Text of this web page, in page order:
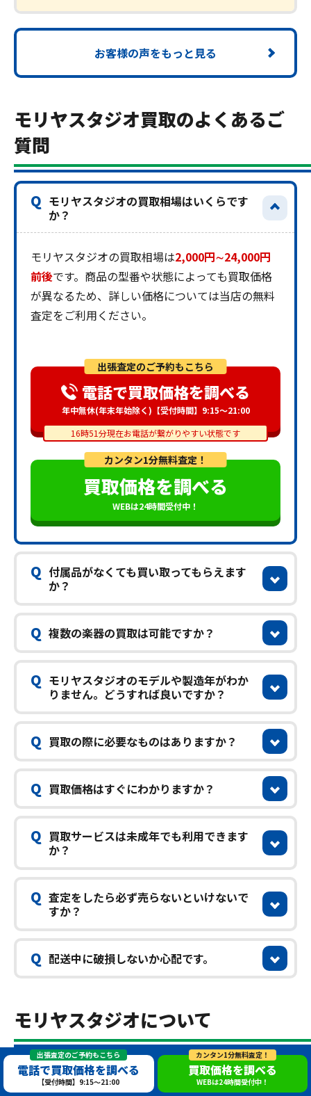
出張査定のご予約もこちら
電話で買取価格を調べる
【受付時間】9:15～21:00
カンタン1分無料査定！
買取価格を調べる
WEBは24時間受付中！
お客様の声をもっと見る
モリヤスタジオ買取のよくあるご
質問
Q モリヤスタジオの買取相場はいくらです
か？
モリヤスタジオの買取相場は2,000円∼24,000円
前後です。商品の型番や状態によっても買取価格
が異なるため、詳しい価格については当店の無料
査定をご利用ください。
カンタン1分無料査定！
買取価格を調べる
WEBは24時間受付中！
出張査定のご予約もこちら
電話で買取価格を調べる
年中無休(年末年始除く)【受付時間】9:15～21:00
16時51分現在お電話が繋がりやすい状態です
Q 付属品がなくても買い取ってもらえます
か？
Q 複数の楽器の買取は可能ですか？
Q モリヤスタジオのモデルや製造年がわか
りません。どうすれば良いですか？
Q 買取の際に必要なものはありますか？
Q 買取価格はすぐにわかりますか？
Q 買取サービスは未成年でも利用できます
か？
Q 査定をしたら必ず売らないといけないで
すか？
Q 配送中に破損しないか心配です。
モリヤスタジオについて
モリヤスタジオが鉄道模型を再現してく
れます